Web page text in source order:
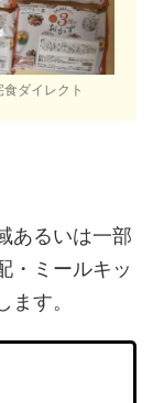
ダイレクト
あるいは一部
・ミールキッ
す。